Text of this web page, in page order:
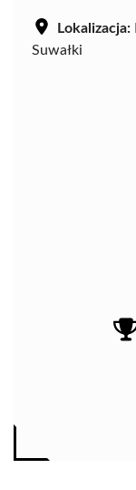
Lokalizacja:
Suwałki